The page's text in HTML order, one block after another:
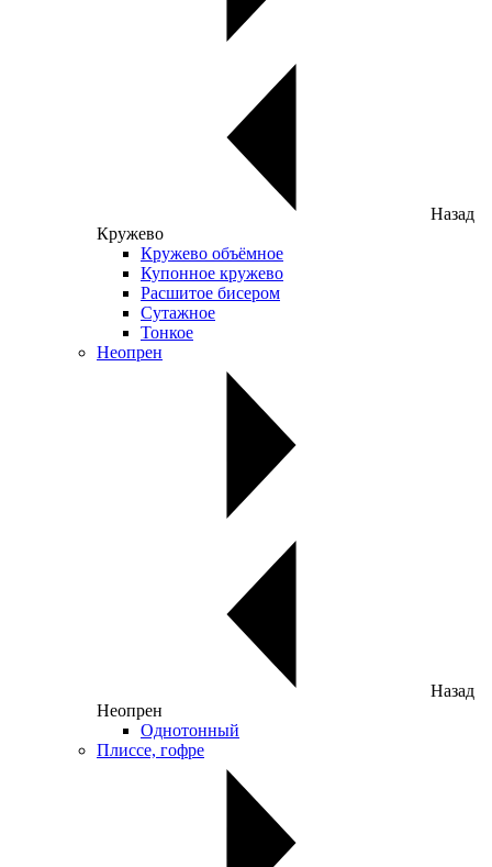
Назад
Кружево
Кружево объёмное
Купонное кружево
Расшитое бисером
Сутажное
Тонкое
Неопрен
Назад
Неопрен
Однотонный
Плиссе, гофре